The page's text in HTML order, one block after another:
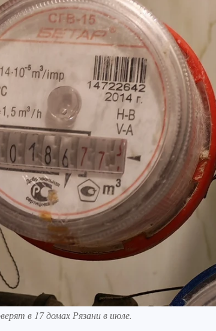
в 17 домах Рязани в июле.